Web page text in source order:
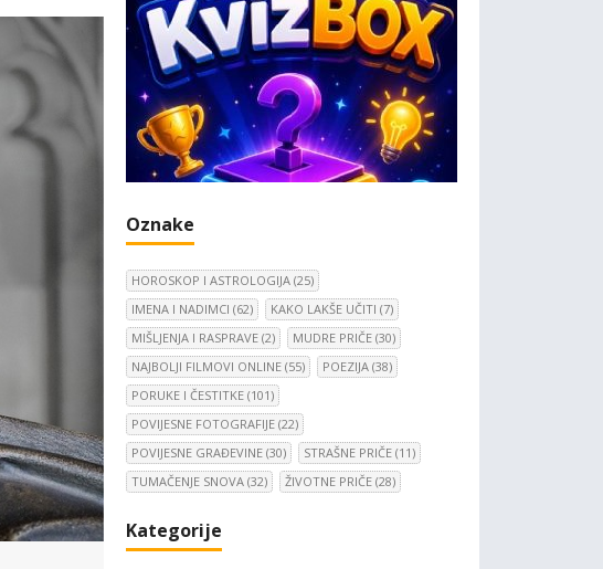
Oznake
HOROSKOP I ASTROLOGIJA (25)
IMENA I NADIMCI (62) KAKO LAKŠE UČITI (7)
MIŠLJENJA I RASPRAVE (2) MUDRE PRIČE (30)
NAJBOLJI FILMOVI ONLINE (55) POEZIJA (38)
PORUKE I ČESTITKE (101)
POVIJESNE FOTOGRAFIJE (22)
POVIJESNE GRAĐEVINE (30) STRAŠNE PRIČE (11)
TUMAČENJE SNOVA (32) ŽIVOTNE PRIČE (28)
Kategorije